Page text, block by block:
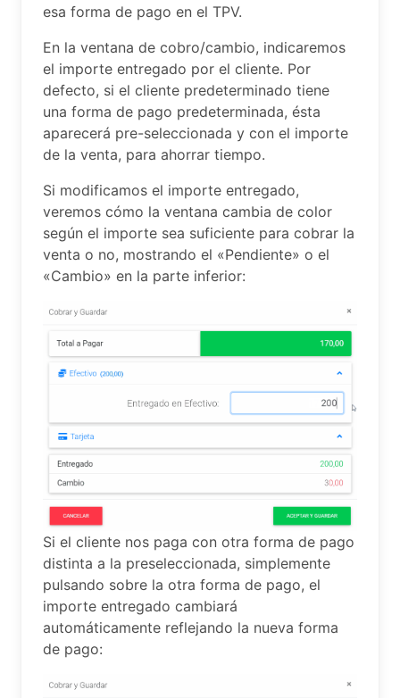
esa forma de pago en el TPV.
En la ventana de cobro/cambio, indicaremos
el importe entregado por el cliente. Por
defecto, si el cliente predeterminado tiene
una forma de pago predeterminada, ésta
aparecerá pre-seleccionada y con el importe
de la venta, para ahorrar tiempo.
Si modificamos el importe entregado,
veremos cómo la ventana cambia de color
según el importe sea suficiente para cobrar la
venta o no, mostrando el «Pendiente» o el
«Cambio» en la parte inferior:
Si el cliente nos paga con otra forma de pago
distinta a la preseleccionada, simplemente
pulsando sobre la otra forma de pago, el
importe entregado cambiará
automáticamente reflejando la nueva forma
de pago: